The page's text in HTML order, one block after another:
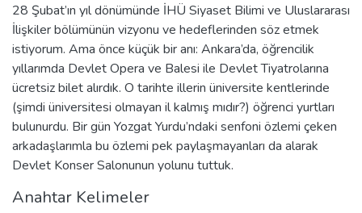
28 Şubat’ın yıl dönümünde İHÜ Siyaset Bilimi ve Uluslararası
İlişkiler bölümünün vizyonu ve hedeflerinden söz etmek
istiyorum. Ama önce küçük bir anı: Ankara’da, öğrencilik
yıllarımda Devlet Opera ve Balesi ile Devlet Tiyatrolarına
ücretsiz bilet alırdık. O tarihte illerin üniversite kentlerinde
(şimdi üniversitesi olmayan il kalmış mıdır?) öğrenci yurtları
bulunurdu. Bir gün Yozgat Yurdu’ndaki senfoni özlemi çeken
arkadaşlarımla bu özlemi pek paylaşmayanları da alarak
Devlet Konser Salonunun yolunu tuttuk.
Anahtar Kelimeler